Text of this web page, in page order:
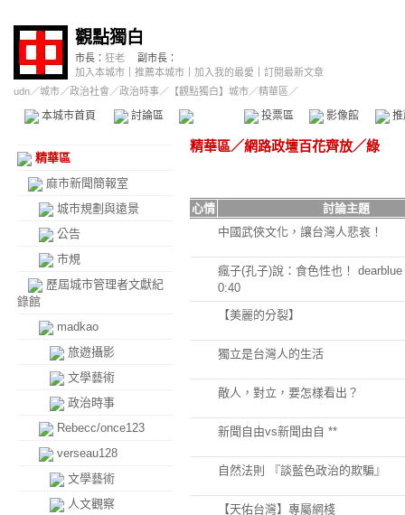
觀點獨白
市長： 狂老
副市長：
加入本城市
推薦本城市 加入我的最愛
訂閱最新文章
udn／城市／政治社會 ／政治時事／ 【觀點獨白】城市／精華區／
本城市首頁 討論區 精華區 投票區 影像館
精華區
麻市新聞簡報室
城市規劃與遠景
公告
市規
歷屆城市管理者文獻紀
錄館
madkao
旅遊攝影
文學藝術
政治時事
Rebecc/once123
verseau128
文學藝術
人文觀察
精華區／網路政壇百花齊放／綠
心情
討論主題
中國武俠文化，讓台灣人悲哀！
瘋子(孔子)說：食色性也！
0:40
【美麗的分裂】
獨立是台灣人的生活
敵人，對立，要怎樣看出？
新聞自由vs新聞由自 **
自然法則 『談藍色政治的欺騙』
【天佑台灣】專屬網棧